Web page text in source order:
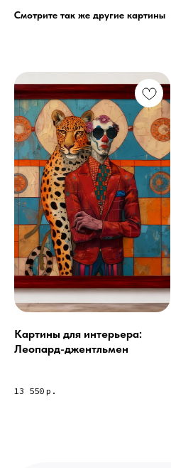
Смотрите так же другие картины
Картины для интерьера:
Леопард-джентльмен
13 550 р.
Москва - производство картин
на холсте ( Москва,
Полимерная дом 8 \ ПН-ПТ 9-
18 | СБ 10-16 \ Посещение — по
предварительной записи)
Сочи - Производство дверей и
мебели (Доставка по РФ )
Связь с нами:
Из-за большого количества
спама предпочитаем общение
через мессенджеры. Главный
канал — Max Напишите нам, и
мы оперативно ответим.
ridsloft@gmail.com
+7 958 581 3200